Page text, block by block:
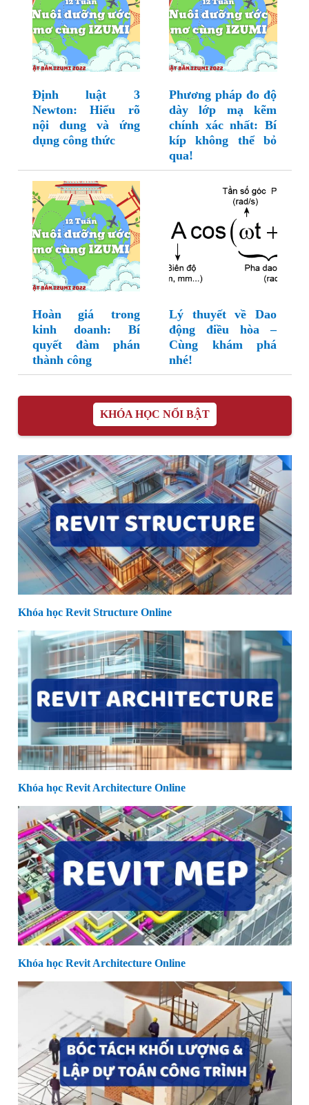
Định luật 3
Newton: Hiểu rõ
nội dung và ứng
dụng công thức
Phương pháp đo độ
dày lớp mạ kẽm
chính xác nhất: Bí
kíp không thể bỏ
qua!
Hoàn giá trong
kinh doanh: Bí
quyết đàm phán
thành công
Lý thuyết về Dao
động điều hòa –
Cùng khám phá
nhé!
KHÓA HỌC NỔI BẬT
Khóa học Revit Structure Online
Khóa học Revit Architecture Online
Khóa học Revit Architecture Online